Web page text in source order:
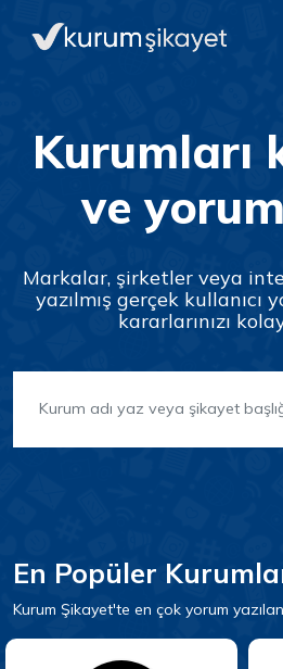
Kurumları
ve
Markalar, şirketler veya
yazılmış gerçek kullanıcı
kararlarınızı
En Popüler
Kurum Şikayet'te en çok yorum